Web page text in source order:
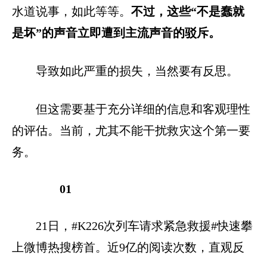
水道说事，如此等等。 不过，这些“不是蠢就
是坏”的声音立即遭到主流声音的驳斥。
导致如此严重的损失，当然要有反思。
但这需要基于充分详细的信息和客观理性
的评估。当前，尤其不能干扰救灾这个第一要
务。
01
21日，#K226次列车请求紧急救援#快速攀
上微博热搜榜首。近9亿的阅读次数，直观反